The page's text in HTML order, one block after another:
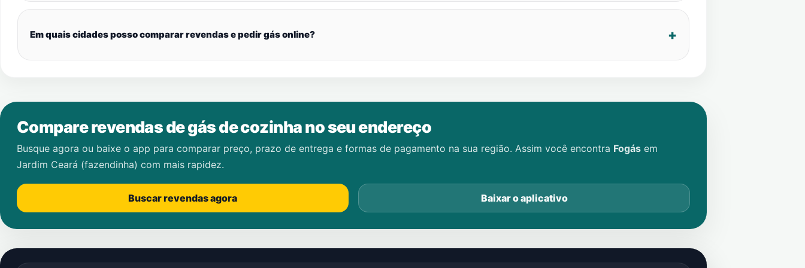
Em quais cidades posso comparar revendas e pedir gás online?
Compare revendas de gás de cozinha no seu endereço
Busque agora ou baixe o app para comparar preço, prazo de entrega e formas de pagamento na sua região. Assim você encontra Fogás em
Jardim Ceará (fazendinha) com mais rapidez.
Buscar revendas agora Baixar o aplicativo